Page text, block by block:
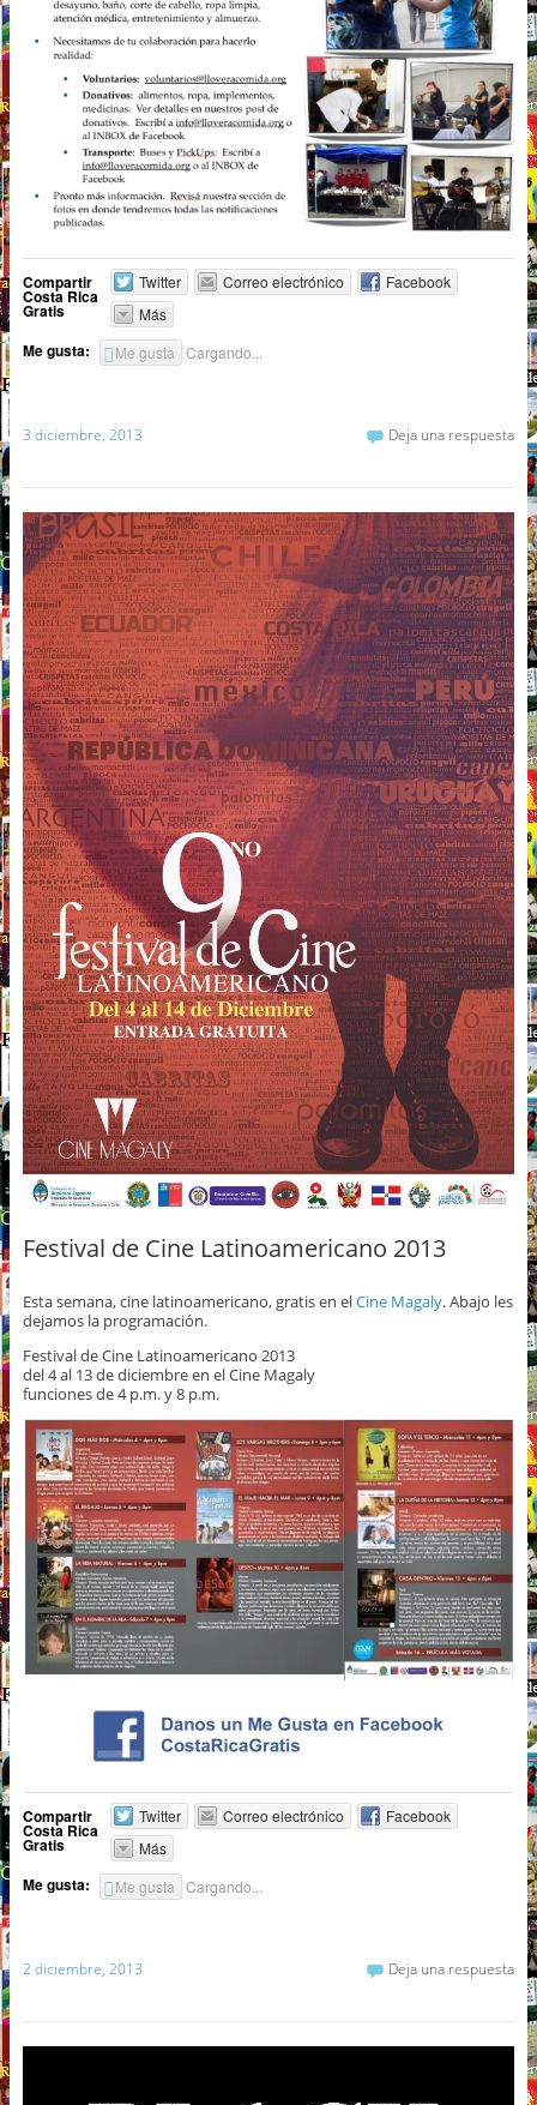
Compartir
Costa Rica
Gratis
Twitter Correo electrónico
Facebook
Más
Me gusta: Me gusta Cargando...
3 diciembre, 2013 Deja una respuesta
Festival de Cine Latinoamericano 2013
Esta semana, cine latinoamericano, gratis en elCine Magaly. Abajo les
dejamos la programación.
Festival de Cine Latinoamericano 2013
del 4 al 13 de diciembre en el Cine Magaly
funciones de 4 p.m. y 8 p.m.
Compartir
Costa Rica
Gratis
Twitter Correo electrónico
Facebook
Más
Me gusta: Me gusta Cargando...
2 diciembre, 2013 Deja una respuesta